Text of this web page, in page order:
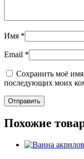
Имя *
Email *
Сохранить моё
последующих моих
Похожие